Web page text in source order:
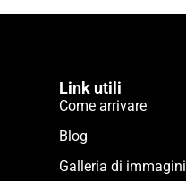
Link utili
Come arrivare
Blog
Galleria di immagini